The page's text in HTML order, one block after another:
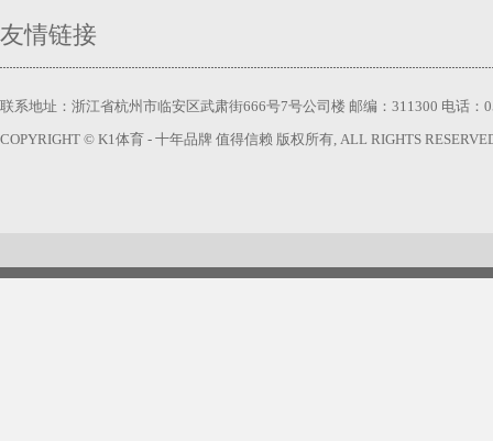
友情链接
联系地址：浙江省杭州市临安区武肃街666号7号公司楼 邮编：311300 电话：
COPYRIGHT © K1体育 - 十年品牌 值得信赖 版权所有, ALL RIGHTS